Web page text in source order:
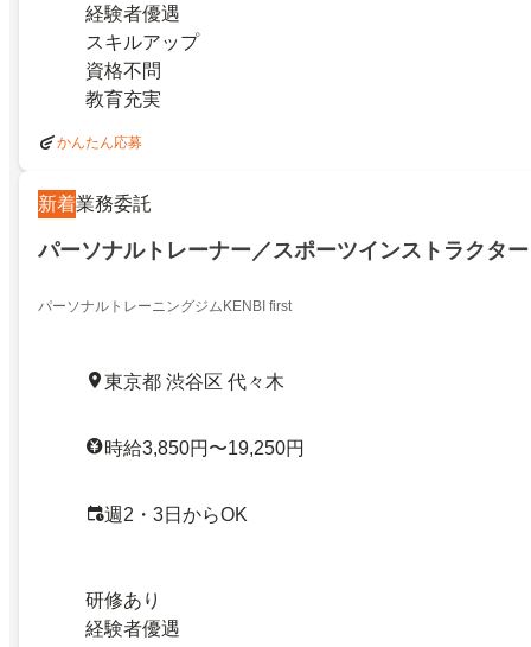
経験者優遇
スキルアップ
資格不問
教育充実
かんたん応募
新着業務委託
パーソナルトレーナー／スポーツインストラクタ
パーソナルトレーニングジムKENBI first
東京都 渋谷区 代々木
時給3,850円〜19,250円
週2・3日からOK
研修あり
経験者優遇